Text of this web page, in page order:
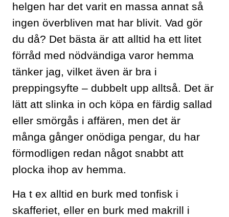
INTEGRITETSPOLICY
RECEPT
MINA BÖCKER
INLOGGNING
helgen har det varit en massa annat så
ingen överbliven mat har blivit. Vad gör
du då? Det bästa är att alltid ha ett litet
förråd med nödvändiga varor hemma
tänker jag, vilket även är bra i
preppingsyfte – dubbelt upp alltså. Det är
lätt att slinka in och köpa en färdig sallad
eller smörgås i affären, men det är
många gånger onödiga pengar, du har
förmodligen redan något snabbt att
plocka ihop av hemma.
Ha t ex alltid en burk med tonfisk i
skafferiet, eller en burk med makrill i